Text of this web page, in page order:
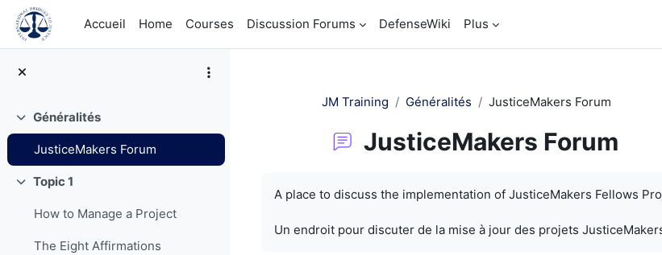
Passer au contenu principal
Accueil
Home Courses Discussion Forums DefenseWiki Plus
Replier
Généralités
JusticeMakers Forum
Replier
Topic 1
How to Manage a Project
The Eight Affirmations
JM Training Généralités JusticeMakers Forum
JusticeMakers Forum
A place to discuss the implementation of JusticeMakers Fellows
Un endroit pour discuter de la mise à jour des projets